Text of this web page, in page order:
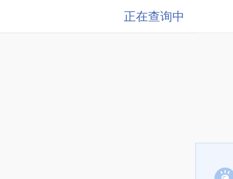
正在查询中